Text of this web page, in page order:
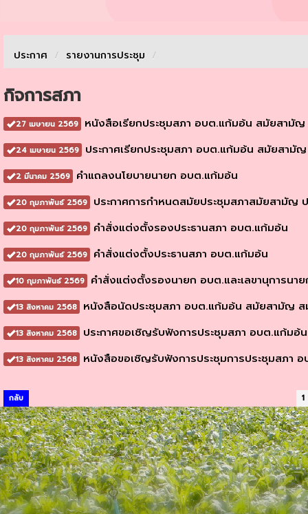
ประกาศ / รายงานการประชุม /
กิจการสภา
27 เมษายน 2569 หนังสือเรียกประชุมสภา อบต.แก้มอ้น สมัยสามั
24 เมษายน 2569 ประกาศเรียกประชุมสภา อบต.แก้มอ้น สมัยสามั
2 มีนาคม 2569 คำแถลงนโยบายนายก อบต.แก้มอ้น
20 กุมภาพันธ์ 2569 ประกาศการกำหนดสมัยประชุมสภาสมัยสามัญ
20 กุมภาพันธ์ 2569 คำสั่งแต่งตั้งรองประธานสภา อบต.แก้มอ้น
20 กุมภาพันธ์ 2569 คำสั่งแต่งตั้งประธานสภา อบต.แก้มอ้น
10 กุมภาพันธ์ 2569 คำสั่งแต่งตั้งรองนายก อบต.และเลขานุการนา
13 สิงหาคม 2568 หนังสือนัดประชุมสภา อบต.แก้มอ้น สมัยสามัญ
13 สิงหาคม 2568 ประกาศขอเชิญรับฟังการประชุมสภา อบต.แก้ม
13 สิงหาคม 2568 หนังสือขอเชิญรับฟังการประชุมการประชุมสภ
กลับ 1